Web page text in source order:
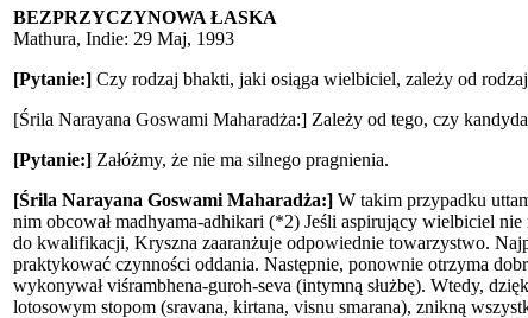
BEZPRZYCZYNOWA ŁASKA
Mathura, Indie: 29 Maj, 1993
[Pytanie:] Czy rodzaj bhakti, jaki osiąga wielbiciel, zależy od
[Śrila Narayana Goswami Maharadża:] Zależy od tego, czy
[Pytanie:] Załóżmy, że nie ma silnego pragnienia.
[Śrila Narayana Goswami Maharadża:] W takim przypadku
nim obcował madhyama-adhikari (*2) Jeśli aspirujący wielbiciel
do kwalifikacji, Kryszna zaaranżuje odpowiednie towarzystwo.
praktykować czynności oddania. Następnie, ponownie otrzyma
wykonywał viśrambhena-guroh-seva (intymną służbę). Wtedy,
lotosowym stopom (sravana, kirtana, visnu smarana), znikną